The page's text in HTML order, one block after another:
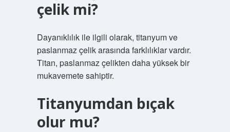
çelik mi?
Dayanıklılık ile ilgili olarak, titanyum ve
paslanmaz çelik arasında farklılıklar vardır.
Titan, paslanmaz çelikten daha yüksek bir
mukavemete sahiptir.
Titanyumdan bıçak
olur mu?